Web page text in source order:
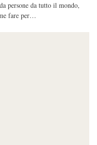
persone da tutto il mondo,
fare per…